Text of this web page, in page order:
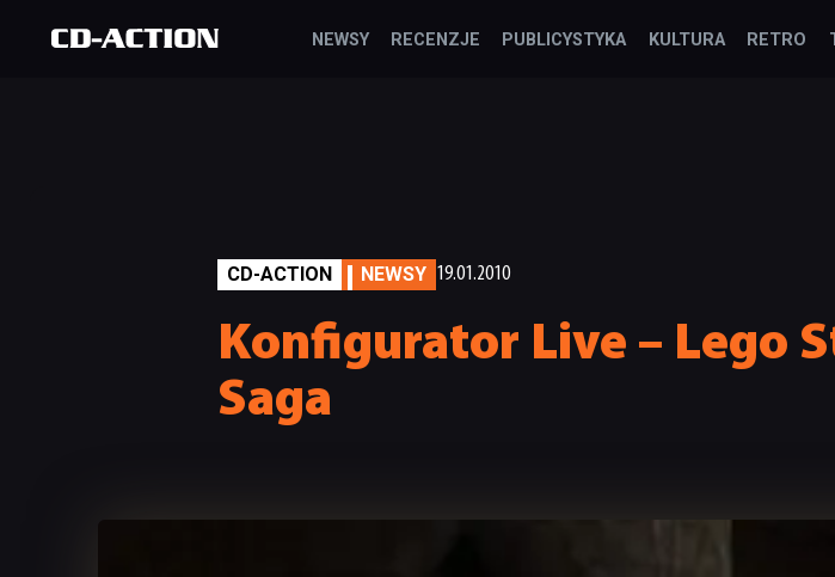
NEWSY RECENZJE PUBLICYSTYKA KULTURA RETRO
CD-ACTION NEWSY 19.01.2010
Konfigurator Live – Lego
Saga